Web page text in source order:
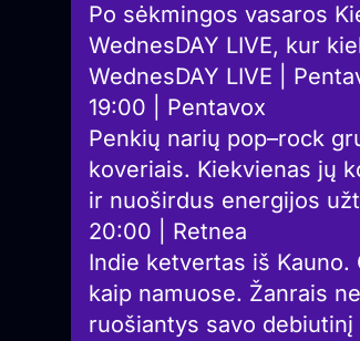
Po sėkmingos vasaros
WednesDAY LIVE, kur
WednesDAY LIVE |
19:00 | Pentavox
Penkių narių pop–rock
koveriais. Kiekvienas jų
ir nuoširdus energijos
20:00 | Retnea
Indie ketvertas iš
kaip namuose. Žanrais
ruošiantys savo debiutinį